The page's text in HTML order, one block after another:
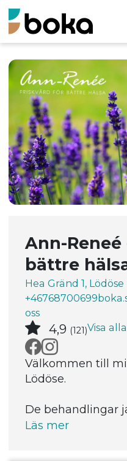
Ann-
bättre
Hea Gränd 1, Lödöse
+46768700699
oss
4,9 (121)Visa
Välkommen till
Lödöse.
De behandlingar
Läs mer